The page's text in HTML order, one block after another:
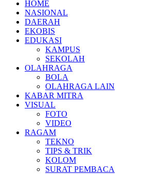
HOME
NASIONAL
DAERAH
EKOBIS
EDUKASI
KAMPUS
SEKOLAH
OLAHRAGA
BOLA
OLAHRAGA LAIN
KABAR MITRA
VISUAL
FOTO
VIDEO
RAGAM
TEKNO
TIPS & TRIK
KOLOM
SURAT PEMBACA